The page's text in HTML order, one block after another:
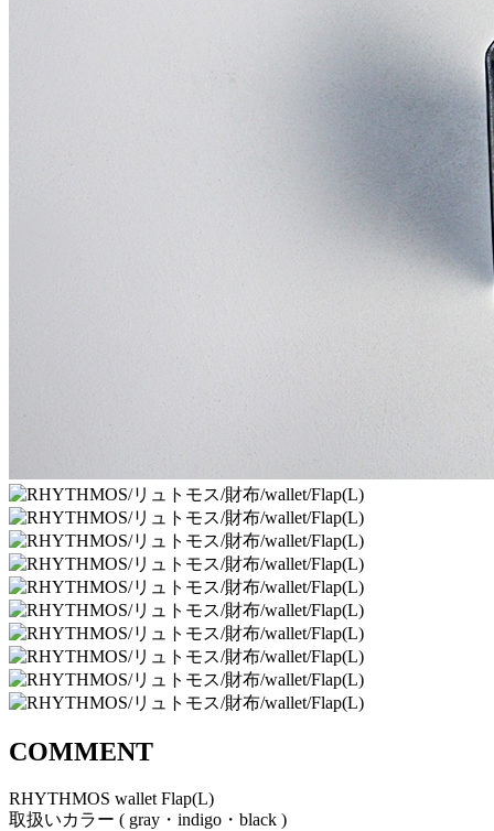
COMMENT
RHYTHMOS wallet Flap(L)
取扱いカラー ( gray・indigo・black )